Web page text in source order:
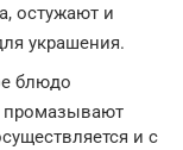
остужают и
украшения.
блюдо
промазывают
и с